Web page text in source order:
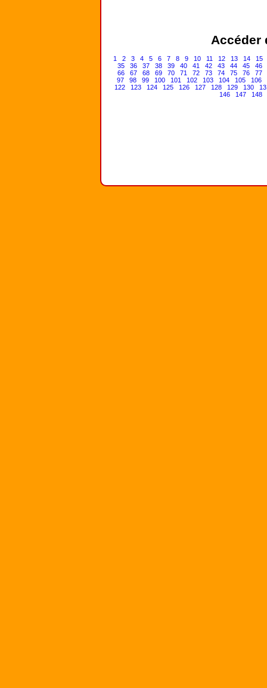
Accéder
1 2 3 4 5 6 7 8 9 10 11 12 13 14
15
35
36 37 38 39 40 41 42 43 44 45
46
66
67 68 69 70 71 72 73 74 75 76
77
97
98 99 100 101 102 103 104 105
106
122
123 124 125 126 127 128 129 130
146
147 148